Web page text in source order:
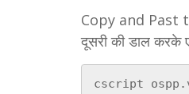
Copy and Past
दूसरी की डाल करके
cscript